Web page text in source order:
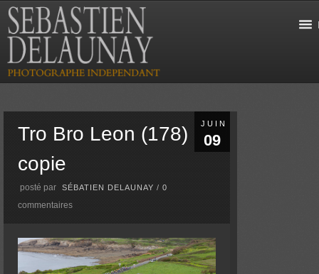
JUIN
09
Tro Bro Leon (178)
copie
posté par SÉBATIEN DELAUNAY /0
commentaires